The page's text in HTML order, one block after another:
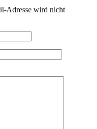
Adresse wird nicht